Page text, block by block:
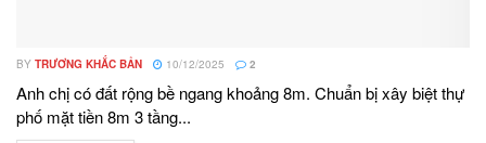
BY TRƯƠNG KHẮC BẢN 10/12/2025 2
Anh chị có đất rộng bề ngang khoảng 8m. Chuẩn bị xây biệt thự
phố mặt tiền 8m 3 tầng...